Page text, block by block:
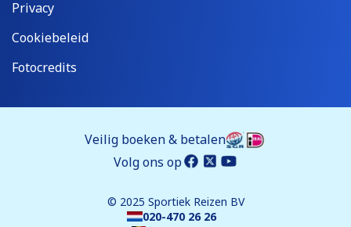
Privacy
Cookiebeleid
Fotocredits
Veilig boeken & betalen
Volg ons op
© 2025 Sportiek Reizen BV
020-470 26 26